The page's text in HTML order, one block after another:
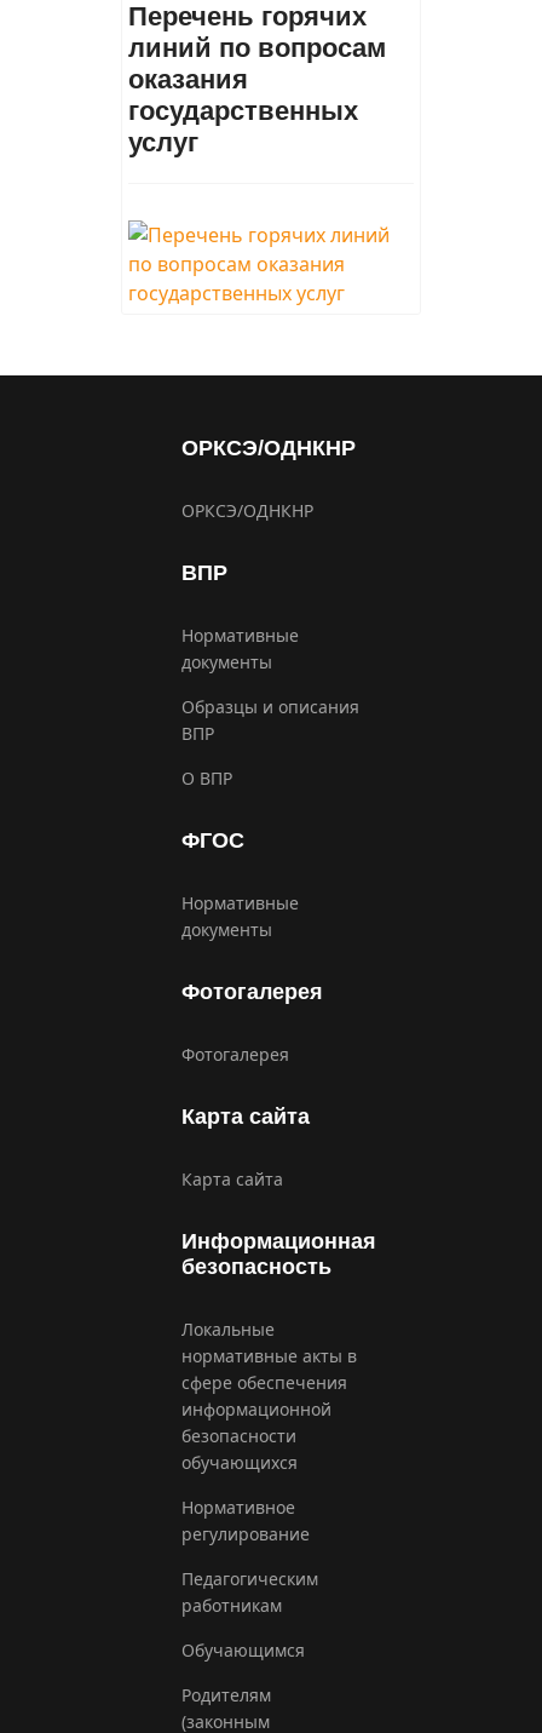
Перечень горячих
линий по вопросам
оказания
государственных
услуг
ОРКСЭ/ОДНКНР
ОРКСЭ/ОДНКНР
ВПР
Нормативные
документы
Образцы и описания
ВПР
О ВПР
ФГОС
Нормативные
документы
Фотогалерея
Фотогалерея
Карта сайта
Карта сайта
Информационная
безопасность
Локальные
нормативные акты в
сфере обеспечения
информационной
безопасности
обучающихся
Нормативное
регулирование
Педагогическим
работникам
Обучающимся
Родителям
(законным